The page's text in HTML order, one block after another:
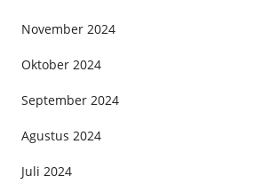
November 2024
Oktober 2024
September 2024
Agustus 2024
Juli 2024